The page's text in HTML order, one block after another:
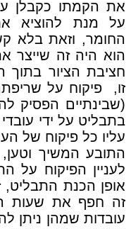
את הקמתו כקבלן
על מנת להוציא
החומר, וזאת בלא
הוא היה זה שייצר
חציבת הציור בתוך
זו, פיקוח על
(שבינתיים הפסיק
בתבליט על ידי
עליו כל פיקוח של
התובע המשיך
לעניין הפיקוח
אופן הכנת
זה חפף את שעות
עובדות שמהן ניתן